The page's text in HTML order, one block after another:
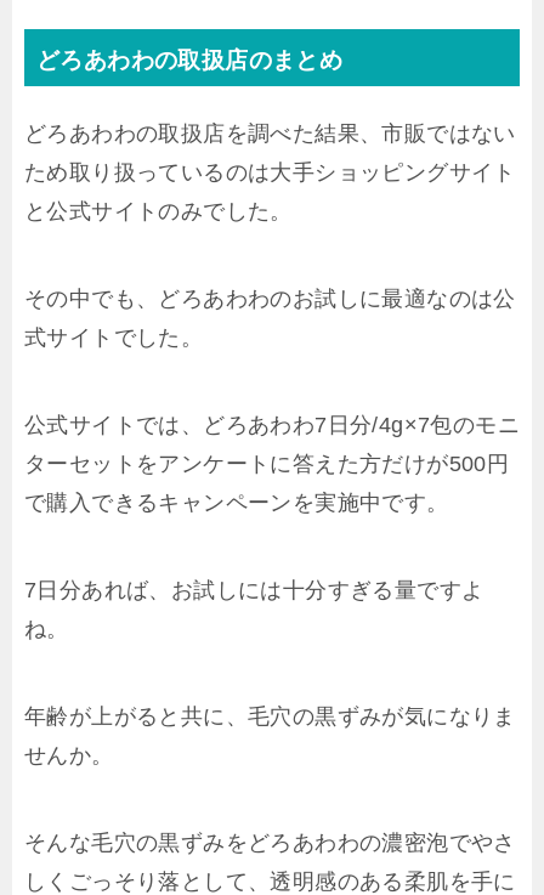
どろあわわの取扱店のまとめ
どろあわわの取扱店を調べた結果、市販ではない
ため取り扱っているのは大手ショッピングサイト
と公式サイトのみでした。
その中でも、どろあわわのお試しに最適なのは公
式サイトでした。
公式サイトでは、どろあわわ7日分/4g×7包のモニ
ターセットをアンケートに答えた方だけが500円
で購入できるキャンペーンを実施中です。
7日分あれば、お試しには十分すぎる量ですよ
ね。
年齢が上がると共に、毛穴の黒ずみが気になりま
せんか。
そんな毛穴の黒ずみをどろあわわの濃密泡でやさ
しくごっそり落として、透明感のある柔肌を手に